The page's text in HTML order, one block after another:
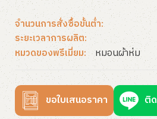
จำนวนการสั่งซื้อขั้นต่ำ:
ระยะเวลาการผลิต:
หมวดของพรีเมี่ยม:
หมอนผ้าห่ม
ขอใบเสนอราคา ติ